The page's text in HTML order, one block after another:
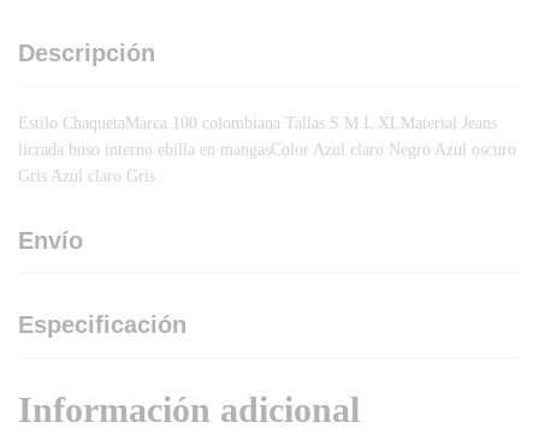
Descripción
Estilo ChaquetaMarca 100 colombiana Tallas S M L XLMaterial Jeans
licrada buso interno ebilla en mangasColor Azul claro Negro Azul oscuro
Gris Azul claro Gris
Envío
Especificación
Información adicional